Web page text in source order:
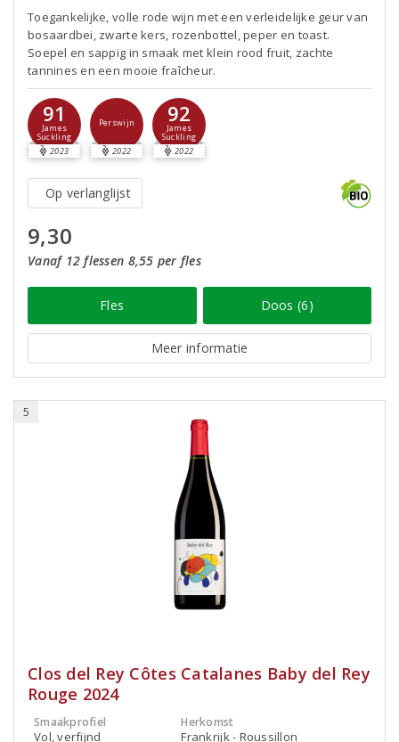
Toegankelijke, volle rode wijn met een verleidelijke geur van
bosaardbei, zwarte kers, rozenbottel, peper en toast.
Soepel en sappig in smaak met klein rood fruit, zachte
tannines en een mooie fraîcheur.
91
James
Suckling
2023
Perswijn
2022
92
James
Suckling
2022
Op verlanglijst
9,30
Vanaf 12 flessen 8,55 per fles
Fles Doos (6)
Meer informatie
5
Clos del Rey Côtes Catalanes Baby del Rey
Rouge 2024
Smaakprofiel
Vol, verfijnd
Herkomst
Frankrijk - Roussillon